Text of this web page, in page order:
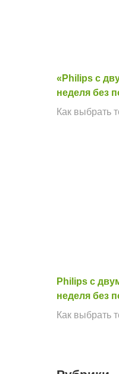
«Philips с
неделя без
Как выбрать
Philips с
неделя без
Как выбрать